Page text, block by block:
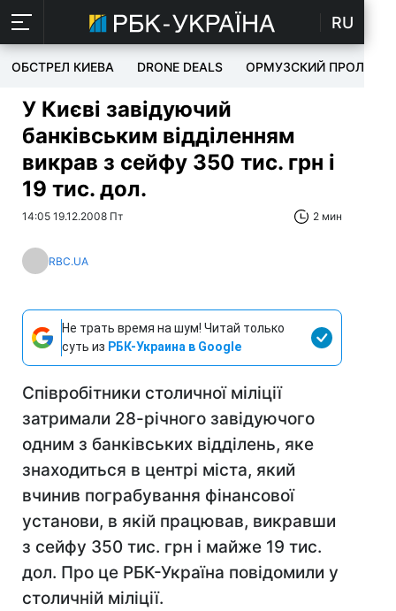
RU
ОБСТРЕЛ КИЕВА DRONE DEALS ОРМУЗСКИЙ ПРОЛИВ
У Києві завідуючий
банківським відділенням
викрав з сейфу 350 тис. грн і
19 тис. дол.
14:05 19.12.2008 Пт 2 мин
RBC.UA
Не трать время на шум! Читай только
суть из РБК-Украина в Google
Співробітники столичної міліції
затримали 28-річного завідуючого
одним з банківських відділень, яке
знаходиться в центрі міста, який
вчинив пограбування фінансової
установи, в якій працював, викравши
з сейфу 350 тис. грн і майже 19 тис.
дол. Про це РБК-Україна повідомили у
столичній міліції.